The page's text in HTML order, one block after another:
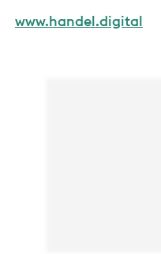
www.handel.digital